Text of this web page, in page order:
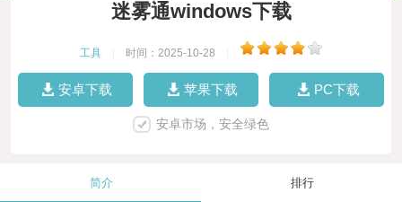
迷雾通windows下载
工具 时间：2025-10-28
安卓下载 苹果下载 PC下载
安卓市场，安全绿色
简介 排行